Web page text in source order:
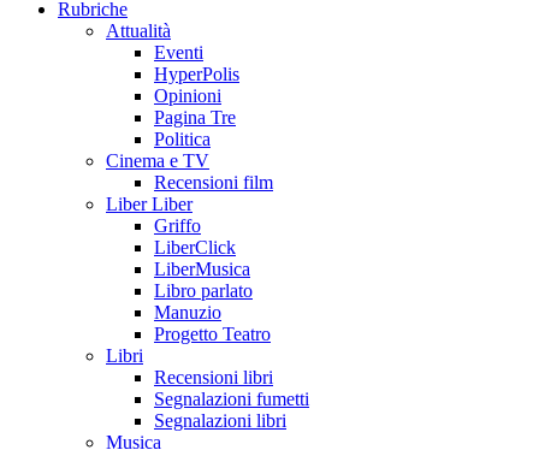
Rubriche
Attualità
Eventi
HyperPolis
Opinioni
Pagina Tre
Politica
Cinema e TV
Recensioni film
Liber Liber
Griffo
LiberClick
LiberMusica
Libro parlato
Manuzio
Progetto Teatro
Libri
Recensioni libri
Segnalazioni fumetti
Segnalazioni libri
Musica